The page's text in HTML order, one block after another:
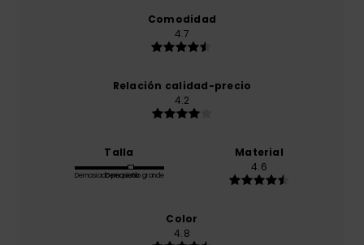
Comodidad
4.7
Relación calidad-precio
4.2
Talla
Demasiado pequeño
Demasiado grande
Material
4.6
Color
4.8